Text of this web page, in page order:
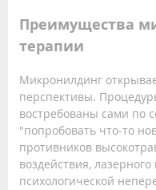
Преимущества
терапии
Микронилдинг
перспективы.
востребованы сами по
"попробовать что-то
противников
воздействия,
психологической